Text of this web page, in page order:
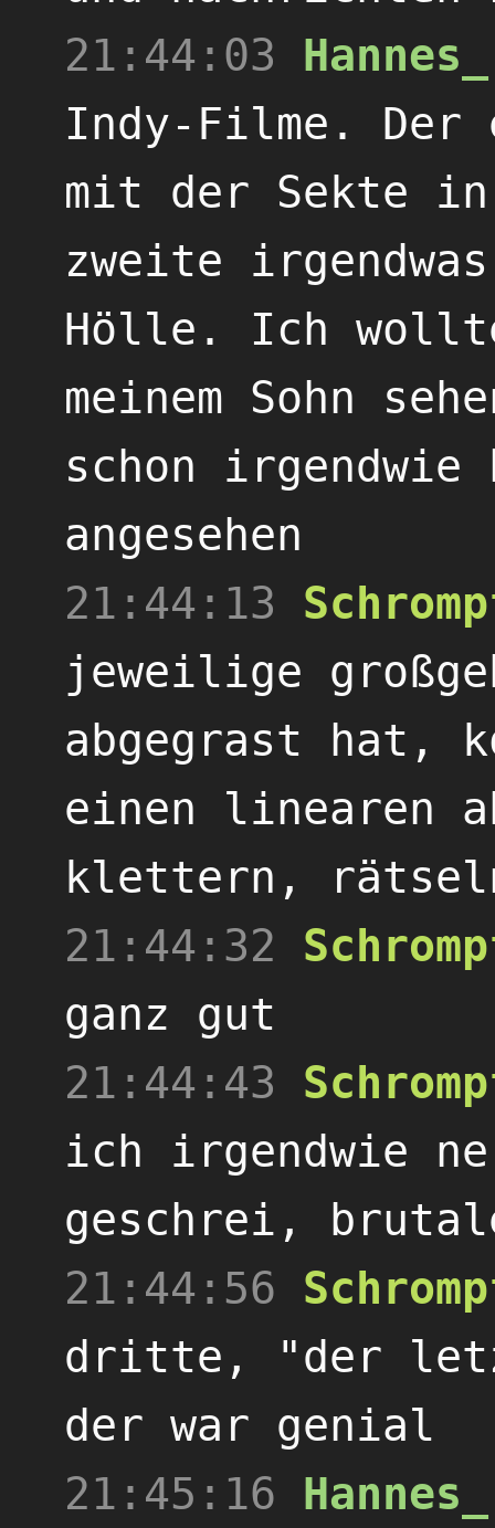
21:44:03
Hannes_
Indy-Filme.
mit der Sekte
zweite
Hölle. Ich
meinem Sohn
schon
angesehen
21:44:13
jeweilige
abgegrast hat,
einen linearen
klettern,
21:44:32
ganz gut
21:44:43
ich irgendwie
geschrei,
21:44:56
dritte, "der
der war genial
21:45:16
Hannes_